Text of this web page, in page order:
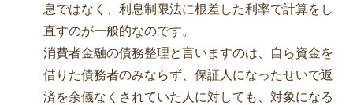
息ではなく、利息制限法に根差した利率で計算をし
直すのが一般的なのです。
消費者金融の債務整理と言いますのは、自ら資金を
借りた債務者のみならず、保証人になったせいで返
済を余儀なくされていた人に対しても、対象になる